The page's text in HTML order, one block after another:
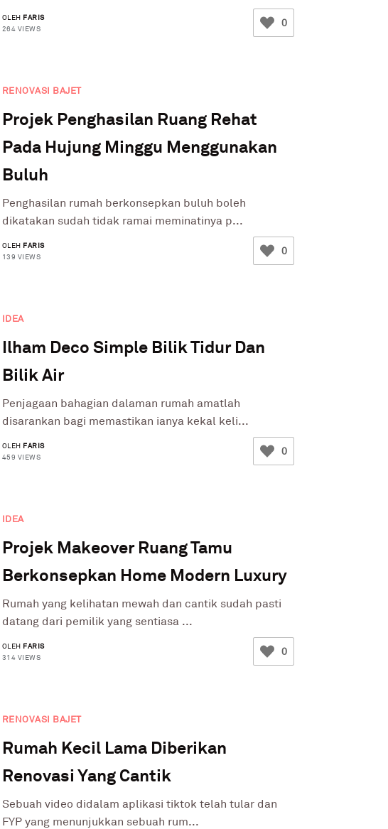
OLEH FARIS
264 VIEWS
0
RENOVASI BAJET
Projek Penghasilan Ruang Rehat
Pada Hujung Minggu Menggunakan
Buluh
Penghasilan rumah berkonsepkan buluh boleh
dikatakan sudah tidak ramai meminatinya p...
OLEH FARIS
139 VIEWS
0
IDEA
Ilham Deco Simple Bilik Tidur Dan
Bilik Air
Penjagaan bahagian dalaman rumah amatlah
disarankan bagi memastikan ianya kekal keli...
OLEH FARIS
459 VIEWS
0
IDEA
Projek Makeover Ruang Tamu
Berkonsepkan Home Modern Luxury
Rumah yang kelihatan mewah dan cantik sudah pasti
datang dari pemilik yang sentiasa ...
OLEH FARIS
314 VIEWS
0
RENOVASI BAJET
Rumah Kecil Lama Diberikan
Renovasi Yang Cantik
Sebuah video didalam aplikasi tiktok telah tular dan
FYP yang menunjukkan sebuah rum...